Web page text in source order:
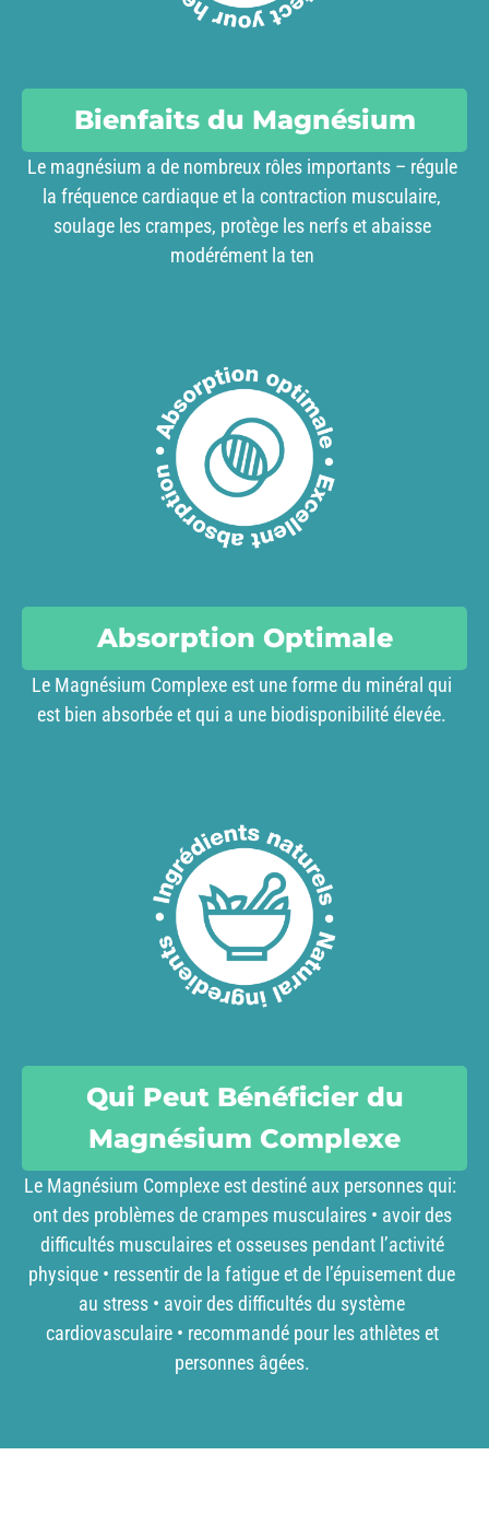
Bienfaits du Magnésium
Le magnésium a de nombreux rôles importants – régule
la fréquence cardiaque et la contraction musculaire,
soulage les crampes, protège les nerfs et abaisse
modérément la ten
Absorption Optimale
Le Magnésium Complexe est une forme du minéral qui
est bien absorbée et qui a une biodisponibilité élevée.
Qui Peut Bénéficier du
Magnésium Complexe
Le Magnésium Complexe est destiné aux personnes qui:
ont des problèmes de crampes musculaires • avoir des
difficultés musculaires et osseuses pendant l’activité
physique • ressentir de la fatigue et de l’épuisement due
au stress • avoir des difficultés du système
cardiovasculaire • recommandé pour les athlètes et
personnes âgées.